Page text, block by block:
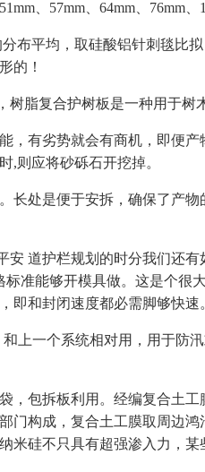
、57mm、64mm、76mm、
平均，取硅酸铝针刺毯比
的！
复合护树板是一种用于树
有劣势就会有商机，即便
,则应将砂砾石开挖掉。
处是便于安拆，确保了产物
道护栏规划的时分我们还
准能够开模具做。这是个
即和封闭速度都必需脚够快速
一个系统相对用，用于防
拆板利用。经编复合土工
门构成，复合土工膜取周边
硅不只具有超强渗入力，